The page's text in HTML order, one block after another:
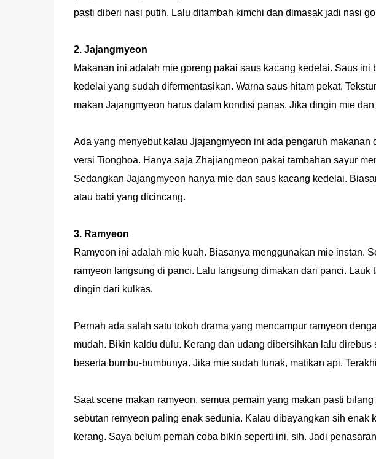
pasti diberi nasi putih. Lalu ditambah kimchi dan dimasak jadi nasi
2. Jajangmyeon
Makanan ini adalah mie goreng pakai saus kacang kedelai. Saus ini
kedelai yang sudah difermentasikan. Warna saus hitam pekat.
makan Jajangmyeon harus dalam kondisi panas. Jika dingin mie
Ada yang menyebut kalau Jjajangmyeon ini ada pengaruh
versi Tionghoa. Hanya saja Zhajiangmeon pakai tambahan sayur
Sedangkan Jajangmyeon hanya mie dan saus kacang kedelai.
atau babi yang dicincang.
3. Ramyeon
Ramyeon ini adalah mie kuah. Biasanya menggunakan mie instan.
ramyeon langsung di panci. Lalu langsung dimakan dari panci.
dingin dari kulkas.
Pernah ada salah satu tokoh drama yang mencampur ramyeon
mudah. Bikin kaldu dulu. Kerang dan udang dibersihkan lalu
beserta bumbu-bumbunya. Jika mie sudah lunak, matikan api.
Saat scene makan ramyeon, semua pemain yang makan pasti
sebutan remyeon paling enak sedunia. Kalau dibayangkan sih enak
kerang. Saya belum pernah coba bikin seperti ini, sih. Jadi